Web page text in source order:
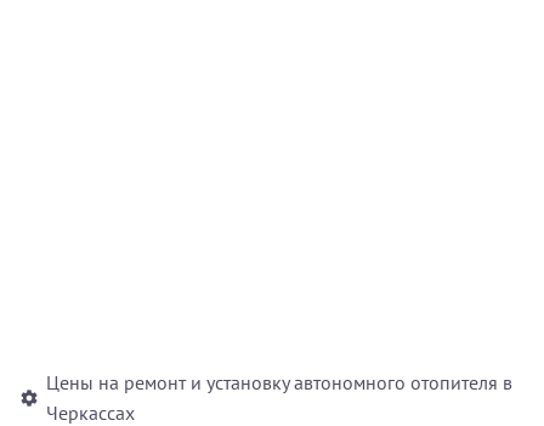
Цены на ремонт и установку автономного отопителя в
Черкассах